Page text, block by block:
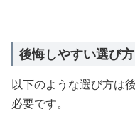
後悔しやすい選び
以下のような選び方は
必要です。